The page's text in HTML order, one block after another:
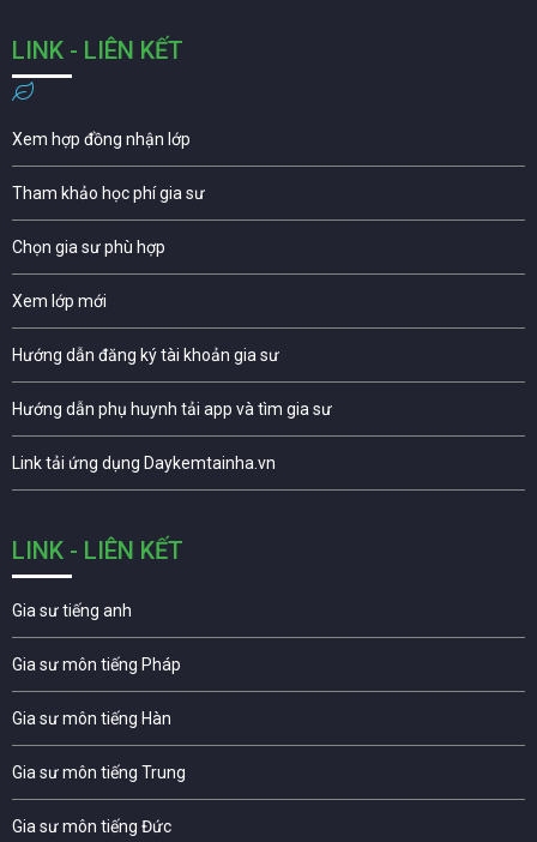
LINK - LIÊN KẾT
Xem hợp đồng nhận lớp
Tham khảo học phí gia sư
Chọn gia sư phù hợp
Xem lớp mới
Hướng dẫn đăng ký tài khoản gia sư
Hướng dẫn phụ huynh tải app và tìm gia sư
Link tải ứng dụng Daykemtainha.vn
LINK - LIÊN KẾT
Gia sư tiếng anh
Gia sư môn tiếng Pháp
Gia sư môn tiếng Hàn
Gia sư môn tiếng Trung
Gia sư môn tiếng Đức